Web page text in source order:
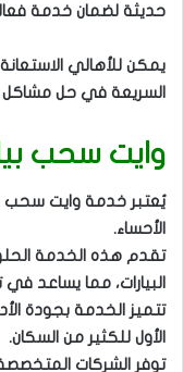
حديثة لضمان خدمة
يمكن للأهالي
السريعة في حل
وايت سحب
يُعتبر خدمة وايت سحب
الأحساء.
تقدم هذه الخدمة
البيارات، مما يساعد
تتميز الخدمة بجودة
الأول للكثير من السكان.
توفر الشركات